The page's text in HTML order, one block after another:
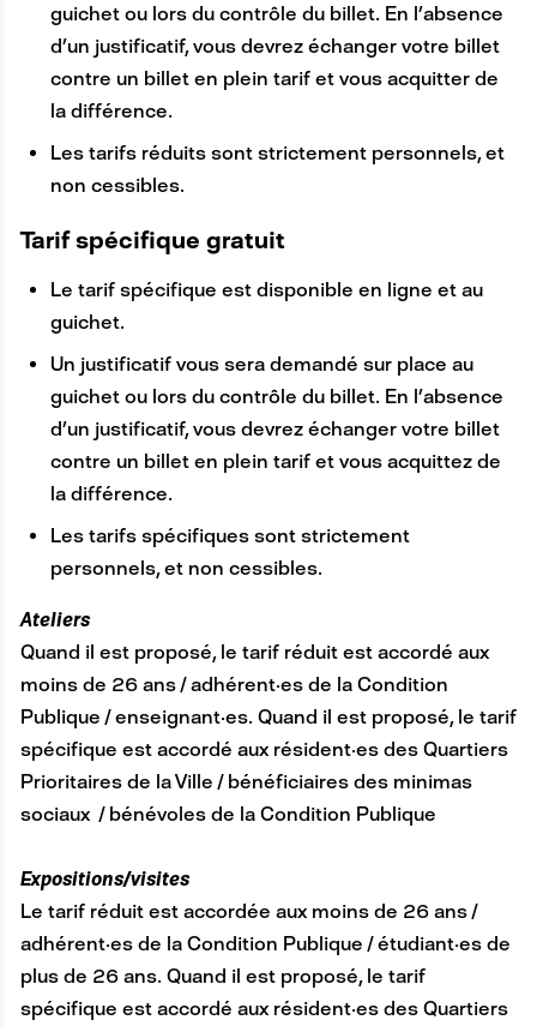
guichet ou lors du contrôle du billet. En l’absence
d’un justificatif, vous devrez échanger votre billet
contre un billet en plein tarif et vous acquitter de
la différence.
Les tarifs réduits sont strictement personnels, et
non cessibles.
Tarif spécifique gratuit
Le tarif spécifique est disponible en ligne et au
guichet.
Un justificatif vous sera demandé sur place au
guichet ou lors du contrôle du billet. En l’absence
d’un justificatif, vous devrez échanger votre billet
contre un billet en plein tarif et vous acquittez de
la différence.
Les tarifs spécifiques sont strictement
personnels, et non cessibles.
Ateliers
Quand il est proposé, le tarif réduit est accordé aux
moins de 26 ans / adhérent·es de la Condition
Publique / enseignant·es. Quand il est proposé, le tarif
spécifique est accordé aux résident·es des Quartiers
Prioritaires de la Ville / bénéficiaires des minimas
sociaux / bénévoles de la Condition Publique
Expositions/visites
Le tarif réduit est accordée aux moins de 26 ans /
adhérent·es de la Condition Publique / étudiant·es de
plus de 26 ans. Quand il est proposé, le tarif
spécifique est accordé aux résident·es des Quartiers